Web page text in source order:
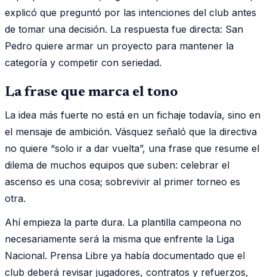
explicó que preguntó por las intenciones del club antes
de tomar una decisión. La respuesta fue directa: San
Pedro quiere armar un proyecto para mantener la
categoría y competir con seriedad.
La frase que marca el tono
La idea más fuerte no está en un fichaje todavía, sino en
el mensaje de ambición. Vásquez señaló que la directiva
no quiere “solo ir a dar vuelta”, una frase que resume el
dilema de muchos equipos que suben: celebrar el
ascenso es una cosa; sobrevivir al primer torneo es
otra.
Ahí empieza la parte dura. La plantilla campeona no
necesariamente será la misma que enfrente la Liga
Nacional. Prensa Libre ya había documentado que el
club deberá revisar jugadores, contratos y refuerzos,